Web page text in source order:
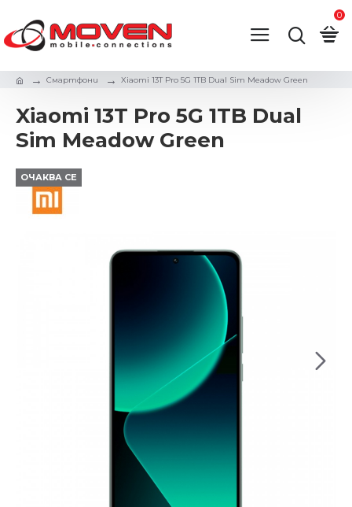
0
Смартфони Xiaomi 13T Pro 5G 1TB Dual Sim Meadow Green
Xiaomi 13T Pro 5G 1TB Dual
Sim Meadow Green
ОЧАКВА СЕ